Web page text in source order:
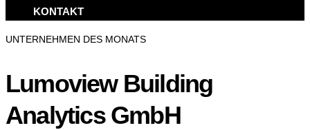
KONTAKT
UNTERNEHMEN DES MONATS
Lumoview Building
Analytics GmbH